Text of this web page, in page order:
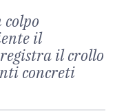
colpo
il
il crollo
concreti